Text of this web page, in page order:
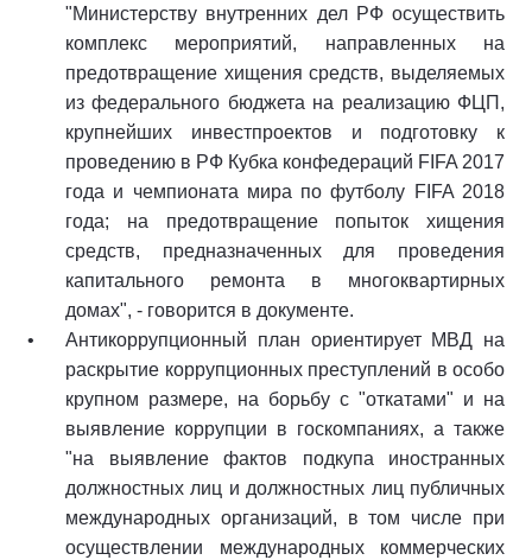
"Министерству внутренних дел РФ осуществить
комплекс мероприятий, направленных на
предотвращение хищения средств, выделяемых
из федерального бюджета на реализацию ФЦП,
крупнейших инвестпроектов и подготовку к
проведению в РФ Кубка конфедераций FIFA 2017
года и чемпионата мира по футболу FIFA 2018
года; на предотвращение попыток хищения
средств, предназначенных для проведения
капитального ремонта в многоквартирных
домах", - говорится в документе.
Антикоррупционный план ориентирует МВД на
раскрытие коррупционных преступлений в особо
крупном размере, на борьбу с "откатами" и на
выявление коррупции в госкомпаниях, а также
"на выявление фактов подкупа иностранных
должностных лиц и должностных лиц публичных
международных организаций, в том числе при
осуществлении международных коммерческих